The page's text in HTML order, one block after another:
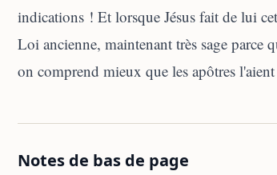
indications ! Et lorsque Jésus fait de lui
Loi ancienne, maintenant très sage
on comprend mieux que les apôtres
Notes de bas de page